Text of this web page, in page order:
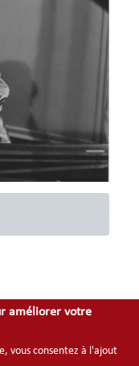
améliorer votre
vous consentez à l'ajout